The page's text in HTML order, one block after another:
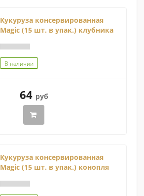
Кукуруза консервированная
Magic (15 шт. в упак.) клубника
В наличии
64 руб
Кукуруза консервированная
Magic (15 шт. в упак.) конопля